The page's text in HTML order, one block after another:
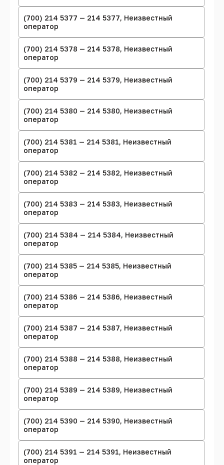
(700) 214 5377 — 214 5377, Неизвестный
оператор
(700) 214 5378 — 214 5378, Неизвестный
оператор
(700) 214 5379 — 214 5379, Неизвестный
оператор
(700) 214 5380 — 214 5380, Неизвестный
оператор
(700) 214 5381 — 214 5381, Неизвестный
оператор
(700) 214 5382 — 214 5382, Неизвестный
оператор
(700) 214 5383 — 214 5383, Неизвестный
оператор
(700) 214 5384 — 214 5384, Неизвестный
оператор
(700) 214 5385 — 214 5385, Неизвестный
оператор
(700) 214 5386 — 214 5386, Неизвестный
оператор
(700) 214 5387 — 214 5387, Неизвестный
оператор
(700) 214 5388 — 214 5388, Неизвестный
оператор
(700) 214 5389 — 214 5389, Неизвестный
оператор
(700) 214 5390 — 214 5390, Неизвестный
оператор
(700) 214 5391 — 214 5391, Неизвестный
оператор